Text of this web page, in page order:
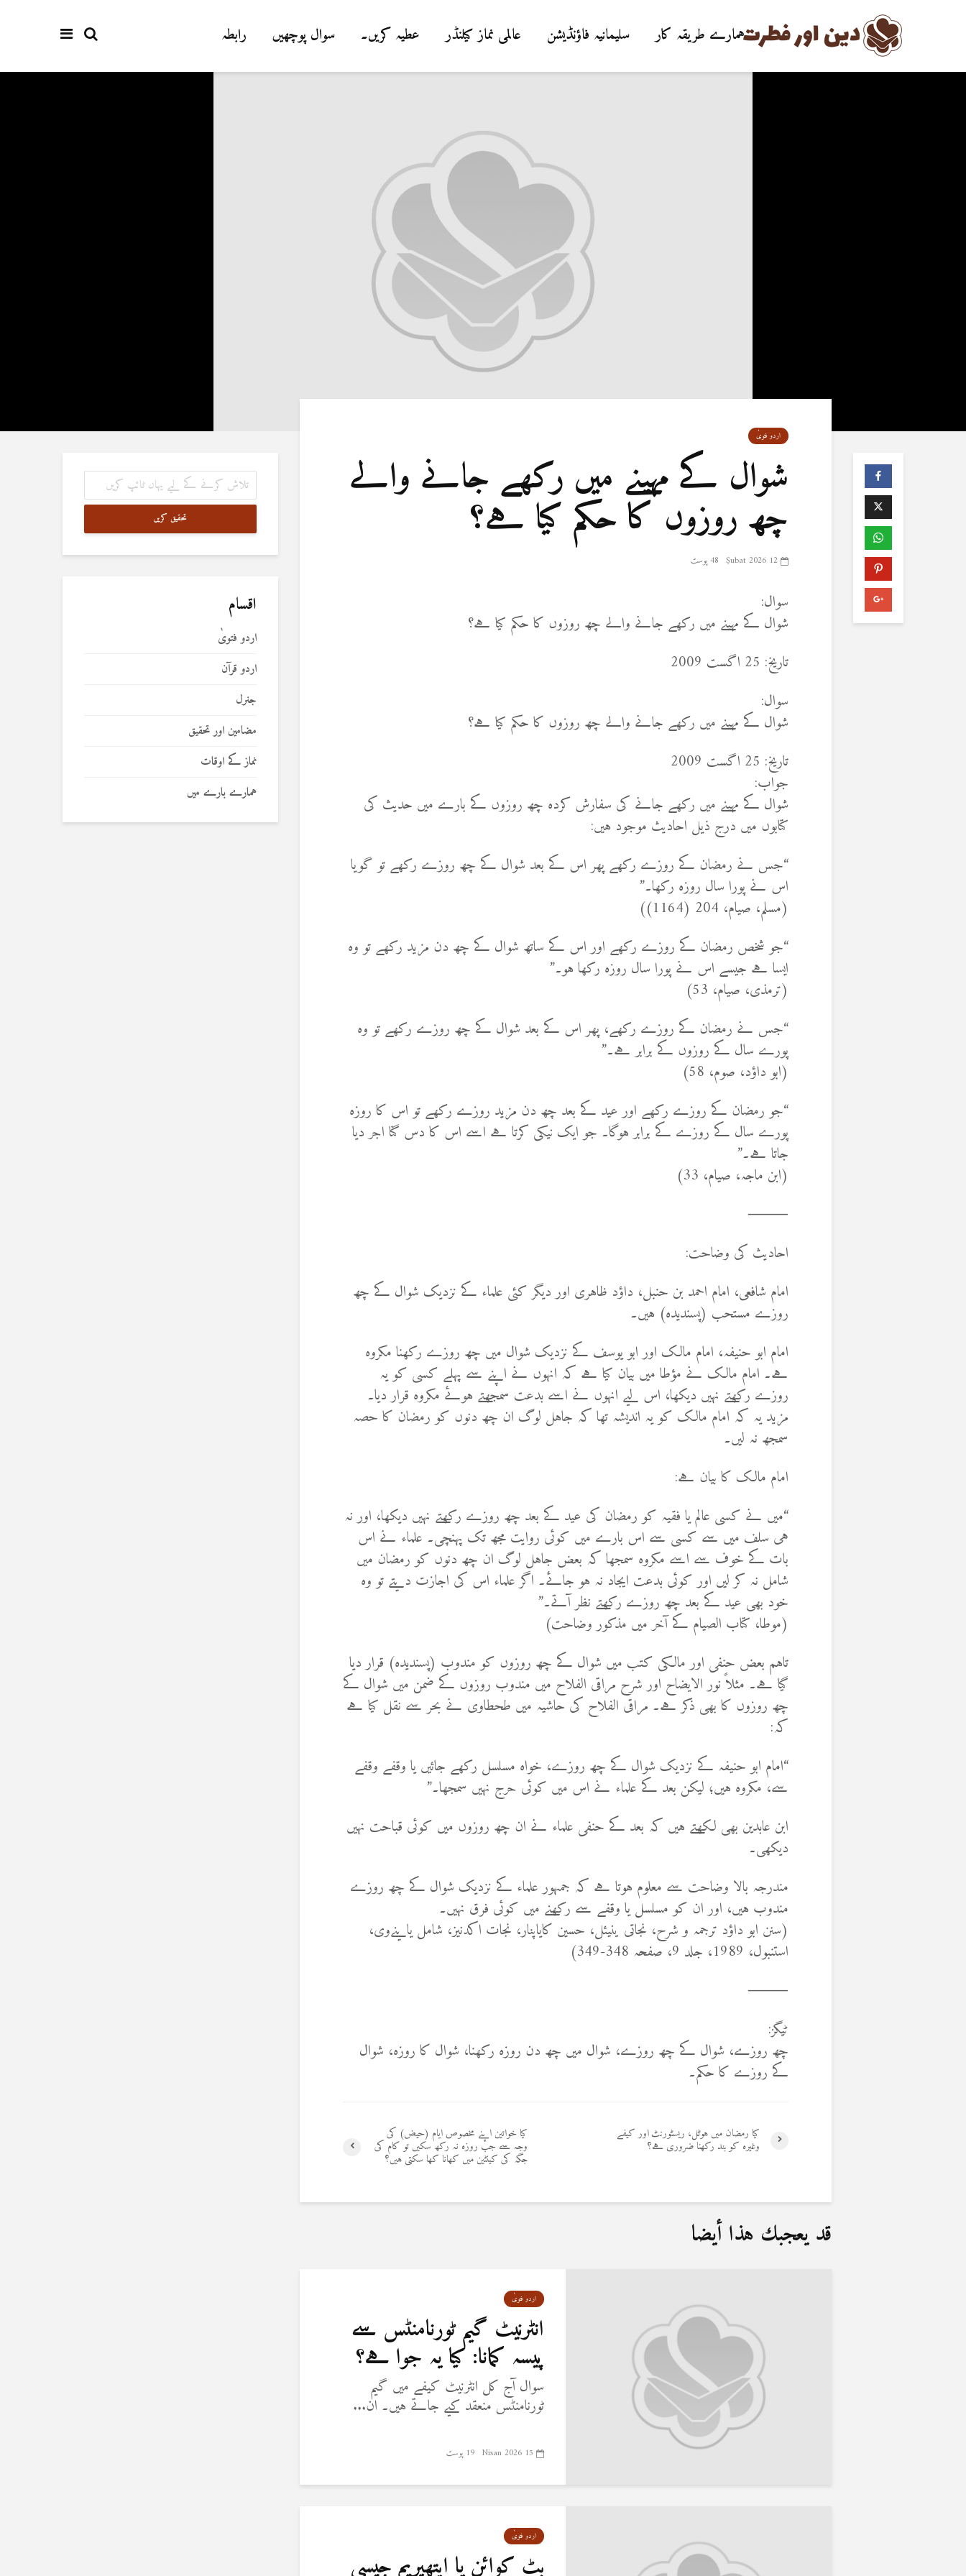
ہمارے طریقہ کار سلیمانیہ فاؤنڈیشن عالمی نماز کیلنڈر عطیہ کریں۔ سوال پوچھیں رابطہ
اردو فتویٰ
شوال کے مہینے میں رکھے جانے والے
چھ روزوں کا حکم کیا ہے؟
12 Şubat 2026 48 پوسٹ
سوال:
شوال کے مہینے میں رکھے جانے والے چھ روزوں کا حکم کیا ہے؟
تاریخ: 25 اگست 2009
سوال:
شوال کے مہینے میں رکھے جانے والے چھ روزوں کا حکم کیا ہے؟
تاریخ: 25 اگست 2009
جواب:
شوال کے مہینے میں رکھے جانے کی سفارش کردہ چھ روزوں کے بارے میں حدیث کی
کتابوں میں درج ذیل احادیث موجود ہیں:
“جس نے رمضان کے روزے رکھے پھر اس کے بعد شوال کے چھ روزے رکھے تو گویا
اس نے پورا سال روزہ رکھا۔”
(مسلم، صیام، 204 (1164))
“جو شخص رمضان کے روزے رکھے اور اس کے ساتھ شوال کے چھ دن مزید رکھے تو وہ
ایسا ہے جیسے اس نے پورا سال روزہ رکھا ہو۔”
(ترمذی، صیام، 53)
“جس نے رمضان کے روزے رکھے، پھر اس کے بعد شوال کے چھ روزے رکھے تو وہ
پورے سال کے روزوں کے برابر ہے۔”
(ابو داؤد، صوم، 58)
“جو رمضان کے روزے رکھے اور عید کے بعد چھ دن مزید روزے رکھے تو اس کا روزہ
پورے سال کے روزے کے برابر ہوگا۔ جو ایک نیکی کرتا ہے اسے اس کا دس گنا اجر دیا
جاتا ہے۔”
(ابن ماجہ، صیام، 33)
⸻
احادیث کی وضاحت:
امام شافعی، امام احمد بن حنبل، داؤد ظاہری اور دیگر کئی علماء کے نزدیک شوال کے چھ
روزے مستحب (پسندیدہ) ہیں۔
امام ابو حنیفہ، امام مالک اور ابو یوسف کے نزدیک شوال میں چھ روزے رکھنا مکروہ
ہے۔ امام مالک نے مؤطا میں بیان کیا ہے کہ انہوں نے اپنے سے پہلے کسی کو یہ
روزے رکھتے نہیں دیکھا، اس لیے انہوں نے اسے بدعت سمجھتے ہوئے مکروہ قرار دیا۔
مزید یہ کہ امام مالک کو یہ اندیشہ تھا کہ جاہل لوگ ان چھ دنوں کو رمضان کا حصہ
سمجھ نہ لیں۔
امام مالک کا بیان ہے:
“میں نے کسی عالم یا فقیہ کو رمضان کی عید کے بعد چھ روزے رکھتے نہیں دیکھا، اور نہ
ہی سلف میں سے کسی سے اس بارے میں کوئی روایت مجھ تک پہنچی۔ علماء نے اس
بات کے خوف سے اسے مکروہ سمجھا کہ بعض جاہل لوگ ان چھ دنوں کو رمضان میں
شامل نہ کر لیں اور کوئی بدعت ایجاد نہ ہو جائے۔ اگر علماء اس کی اجازت دیتے تو وہ
خود بھی عید کے بعد چھ روزے رکھتے نظر آتے۔”
(موطا، کتاب الصیام کے آخر میں مذکور وضاحت)
تاہم بعض حنفی اور مالکی کتب میں شوال کے چھ روزوں کو مندوب (پسندیدہ) قرار دیا
گیا ہے۔ مثلاً نور الایضاح اور شرح مراقی الفلاح میں مندوب روزوں کے ضمن میں شوال کے
چھ روزوں کا بھی ذکر ہے۔ مراقی الفلاح کی حاشیہ میں طحطاوی نے بحر سے نقل کیا ہے
کہ:
“امام ابو حنیفہ کے نزدیک شوال کے چھ روزے، خواہ مسلسل رکھے جائیں یا وقفے وقفے
سے، مکروہ ہیں؛ لیکن بعد کے علماء نے اس میں کوئی حرج نہیں سمجھا۔”
ابن عابدین بھی لکھتے ہیں کہ بعد کے حنفی علماء نے ان چھ روزوں میں کوئی قباحت نہیں
دیکھی۔
مندرجہ بالا وضاحت سے معلوم ہوتا ہے کہ جمہور علماء کے نزدیک شوال کے چھ روزے
مندوب ہیں، اور ان کو مسلسل یا وقفے سے رکھنے میں کوئی فرق نہیں۔
(سنن ابو داؤد ترجمہ و شرح، نجاتی ینیئل، حسین کایاپنار، نجات اکدنیز، شامل یاینےوی،
استنبول، 1989، جلد 9، صفحہ 348-349)
⸻
ٹیگز:
چھ روزے، شوال کے چھ روزے، شوال میں چھ دن روزہ رکھنا، شوال کا روزہ، شوال
کے روزے کا حکم۔
کیا خواتین اپنے مخصوص ایام (حیض) کی
وجہ سے جب روزہ نہ رکھ سکیں تو کام کی
جگہ کی کینٹین میں کھانا کھا سکتی ہیں؟
کیا رمضان میں ہوٹل، ریسٹورنٹ اور کیفے
وغیرہ کو بند رکھنا ضروری ہے؟
قد يعجبك هذا أيضا
اردو فتویٰ
انٹرنیٹ گیم ٹورنامنٹس سے
پیسہ کمانا: کیا یہ جوا ہے؟
سوال آج کل انٹرنیٹ کیفے میں گیم
ٹورنامنٹس منعقد کیے جاتے ہیں۔ ان...
15 Nisan 2026 19 پوسٹ
اردو فتویٰ
بٹ کوائن یا ایتھیریم جیسی
تحقیق کریں
اقسام
اردو فتویٰ
اردو قرآن
جنرل
مضامین اور تحقیق
نماز کے اوقات
ہمارے بارے میں